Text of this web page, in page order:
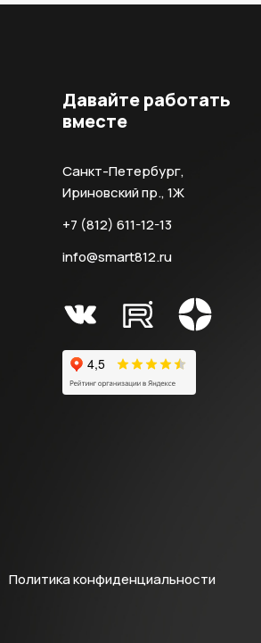
Давайте работать
вместе
Санкт-Петербург,
Ириновский пр., 1Ж
+7 (812) 611-12-13
info@smart812.ru
Политика конфиденциальности